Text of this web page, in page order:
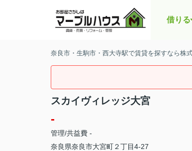
借りる
奈良市・生駒市・西大寺駅で賃貸を探すなら株
スカイヴィレッジ大宮
-
管理/共益費 -
奈良県奈良市大宮町２丁目4-27